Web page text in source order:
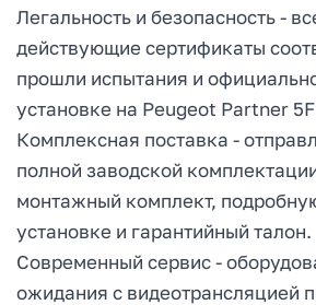
Легальность и безопасность -
действующие сертификаты
прошли испытания и
установке на Peugeot Partner
Комплексная поставка -
полной заводской
монтажный комплект,
установке и гарантийный талон.
Современный сервис -
ожидания с видеотрансляцией